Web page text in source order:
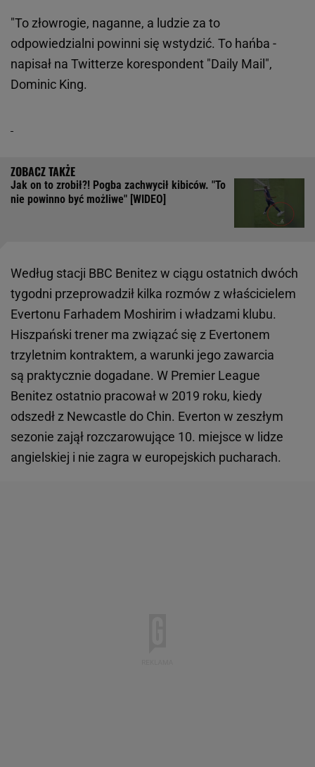
"To złowrogie, naganne, a ludzie za to
odpowiedzialni powinni się wstydzić. To hańba -
napisał na Twitterze korespondent "Daily Mail",
Dominic King.
Jak on to zrobił?! Pogba zachwycił kibiców. "To
nie powinno być możliwe" [WIDEO]
Według stacji BBC Benitez w ciągu ostatnich dwóch
tygodni przeprowadził kilka rozmów z właścicielem
Evertonu Farhadem Moshirim i władzami klubu.
Hiszpański trener ma związać się z Evertonem
trzyletnim kontraktem, a warunki jego zawarcia
są praktycznie dogadane. W Premier League
Benitez ostatnio pracował w 2019 roku, kiedy
odszedł z Newcastle do Chin. Everton w zeszłym
sezonie zajął rozczarowujące 10. miejsce w lidze
angielskiej i nie zagra w europejskich pucharach.